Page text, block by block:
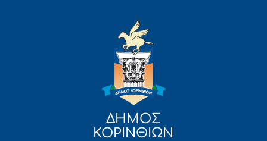
ΔΗΜΟΣ
ΚΟΡΙΝΘΙΩΝ